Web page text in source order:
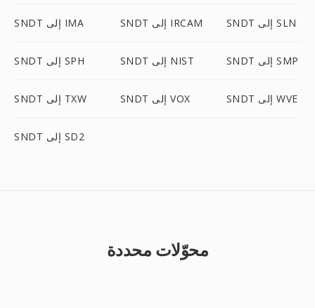
SNDT إلى IMA SNDT إلى IRCAM SNDT إلى SLN
SNDT إلى SPH SNDT إلى NIST SNDT إلى SMP
SNDT إلى TXW SNDT إلى VOX SNDT إلى WVE
SNDT إلى SD2
محوّلات محددة